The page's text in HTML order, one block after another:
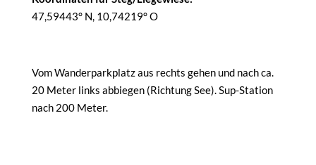
47,59443° N, 10,74219° O
Vom Wanderparkplatz aus rechts gehen und nach ca.
20 Meter links abbiegen (Richtung See). Sup-Station
nach 200 Meter.